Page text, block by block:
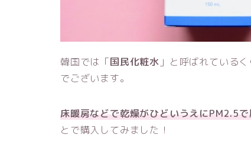
韓国では「国民化粧水 」と呼ばれている
でございます。
床暖房などで乾燥がひどいうえにPM2.5
とで購入してみました！